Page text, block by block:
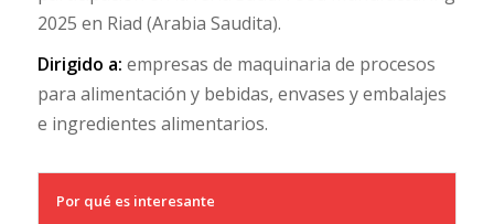
2025 en Riad (Arabia Saudita).
Dirigido a: empresas de maquinaria de procesos
para alimentación y bebidas, envases y embalajes
e ingredientes alimentarios.
Por qué es interesante